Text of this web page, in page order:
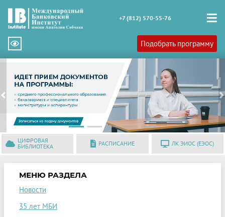
+7 (812) 570-55-76
Подобрать программу
Previous
ЦИФРОВАЯ
БИБЛИОТЕКА
РАСПИСАНИЕ ЛК ЭИОС (ЕЭОС)
МЕНЮ РАЗДЕЛА
Новости
35 лет МБИ